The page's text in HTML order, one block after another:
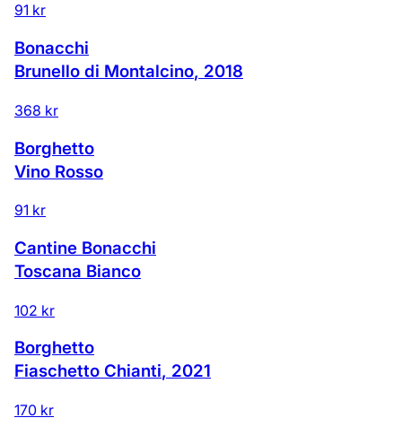
91 kr
Bonacchi
Brunello di Montalcino, 2018
368 kr
Borghetto
Vino Rosso
91 kr
Cantine Bonacchi
Toscana Bianco
102 kr
Borghetto
Fiaschetto Chianti, 2021
170 kr